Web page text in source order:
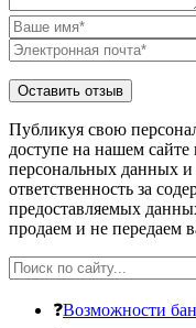
Публикуя свою
доступе на нашем сайте
персональных данных и
ответственность за
предоставляемых
продаем и не передаем
❓Возможности